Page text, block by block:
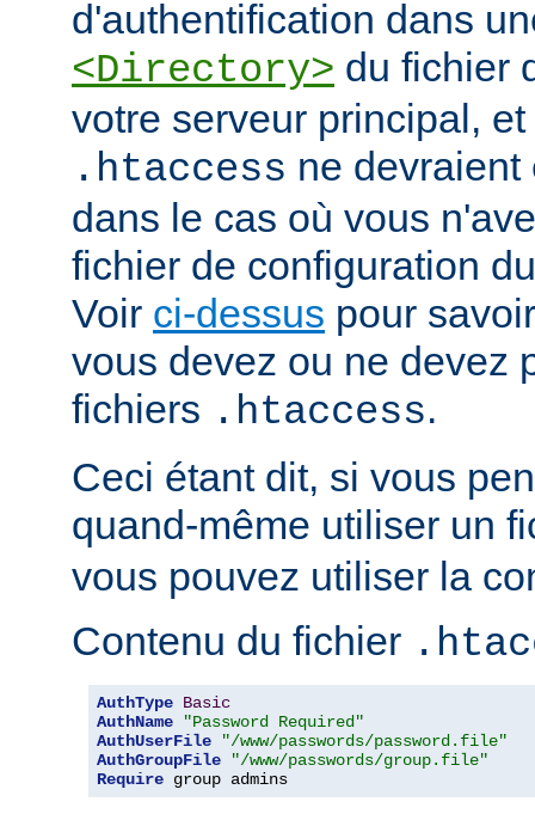
d'authentification dans
<Directory> du fichier
votre serveur principal,
.htaccess ne
dans le cas où vous
fichier de configuration
Voir ci-dessus pour
vous devez ou ne devez
fichiers .htaccess.
Ceci étant dit, si vous
quand-même utiliser un
vous pouvez utiliser la
Contenu du fichier
AuthType Basic
AuthName
"Password Required"
AuthUserFile
"/www/passwords/password.file"
AuthGroupFile
"/www/passwords/group.file"
Require group admins